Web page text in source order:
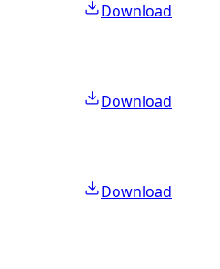
Download
Download
Download